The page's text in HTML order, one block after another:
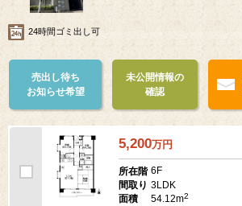
24時間ゴミ出し可
売出し待ち
お知らせ希望
未公開情報の
確認
5,200万円
所在階 6F
間取り 3LDK
面積
54.12m2